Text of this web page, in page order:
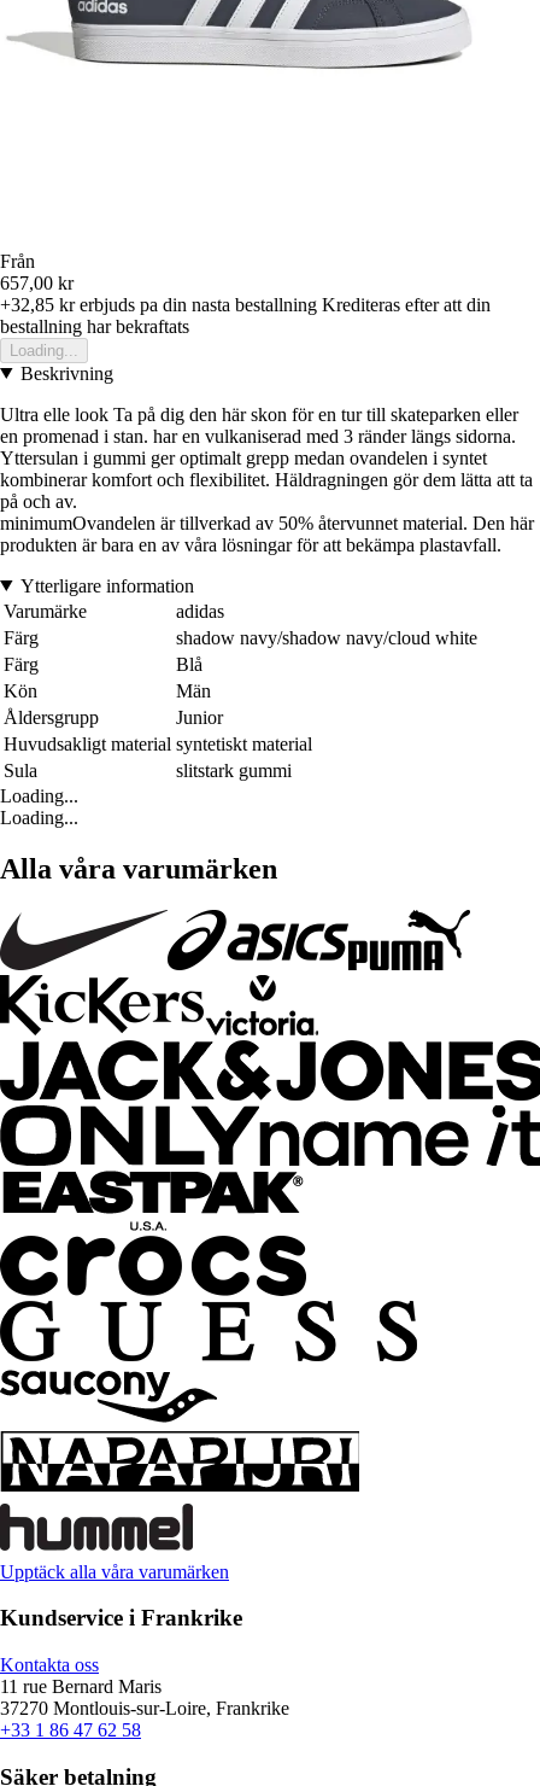
Från
657,00 kr
+32,85 krerbjuds pa din nasta bestallning Krediteras efter att din
bestallning har bekraftats
Loading...
Beskrivning
Ultra elle look Ta på dig den här skon för en tur till skateparken eller
en promenad i stan. har en vulkaniserad med 3 ränder längs sidorna.
Yttersulan i gummi ger optimalt grepp medan ovandelen i syntet
kombinerar komfort och flexibilitet. Häldragningen gör dem lätta att ta
på och av.
minimumOvandelen är tillverkad av 50% återvunnet material. Den här
produkten är bara en av våra lösningar för att bekämpa plastavfall.
Ytterligare information
Varumärke
adidas
Färg
shadow navy/shadow navy/cloud white
Färg
Blå
Kön
Män
Åldersgrupp
Junior
Huvudsakligt material syntetiskt material
Sula
slitstark gummi
Loading...
Loading...
Alla våra varumärken
Upptäck alla våra varumärken
Kundservice i Frankrike
Kontakta oss
11 rue Bernard Maris
37270 Montlouis-sur-Loire, Frankrike
+33 1 86 47 62 58
Säker betalning